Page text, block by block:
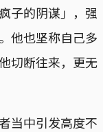
子的阴谋」，强
他也坚称自己多
切断往来，更无
当中引发高度不